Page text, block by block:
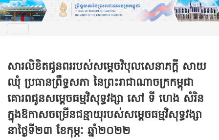
សារលិខិតជូនពររបស់សម្តេចវិបុលសេនាភក្តី សាយ
ឈុំ ប្រធានព្រឹទ្ធសភា នៃព្រះរាជាណាចក្រកម្ពុជា
គោរពជូនសម្តេចធម្មវិសុទ្ធវង្សា សៅ ទី ហេង សំរិន
ក្នុងឱកាសចម្រើនជន្មាយុរបស់សម្តេចធម្មវិសុទ្ធវង្សា
នាថ្ងៃទី២៣ ខែកុម្ភៈ ឆ្នាំ២០២២